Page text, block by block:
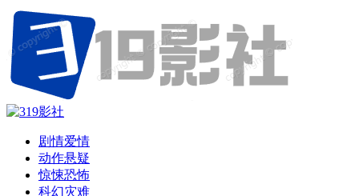
剧情爱情
动作悬疑
惊悚恐怖
科幻灾难